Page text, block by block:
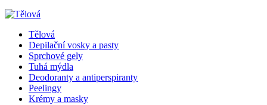
Tělová
Depilační vosky a pasty
Sprchové gely
Tuhá mýdla
Deodoranty a antiperspiranty
Peelingy
Krémy a masky